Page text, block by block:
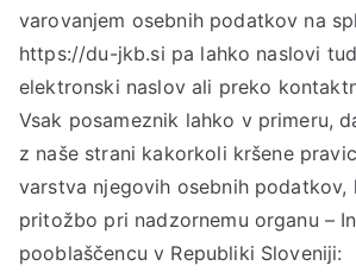
varovanjem osebnih podatkov na
https://du-jkb.si pa lahko naslovi
elektronski naslov ali preko
Vsak posameznik lahko v primeru,
z naše strani kakorkoli kršene
varstva njegovih osebnih podatkov,
pritožbo pri nadzornemu organu –
pooblaščencu v Republiki Sloveniji: